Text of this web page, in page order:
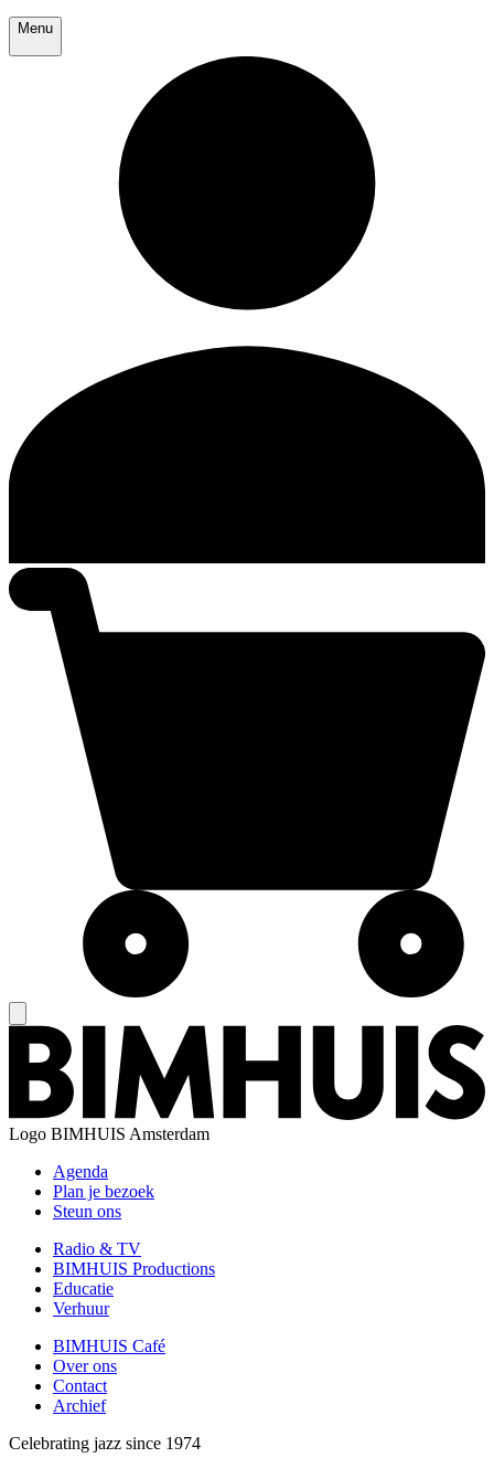
Menu
Logo BIMHUIS Amsterdam
Agenda
Plan je bezoek
Steun ons
Radio & TV
BIMHUIS Productions
Educatie
Verhuur
BIMHUIS Café
Over ons
Contact
Archief
Celebrating jazz since 1974